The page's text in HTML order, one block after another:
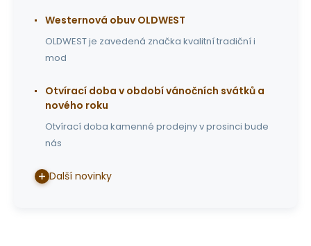
Westernová obuv OLDWEST
OLDWEST je zavedená značka kvalitní tradiční i
mod
Otvírací doba v období vánočních svátků a
nového roku
Otvírací doba kamenné prodejny v prosinci bude
nás
Další novinky